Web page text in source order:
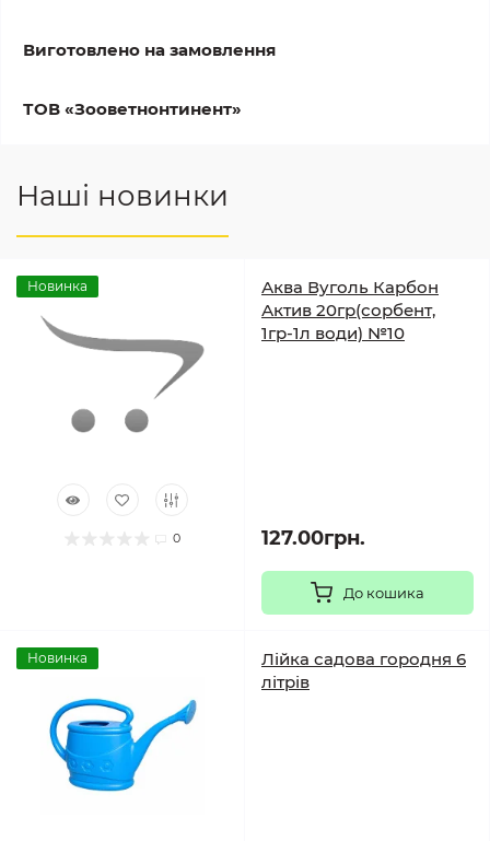
Виготовлено на замовлення
ТОВ «Зооветнонтинент»
Наші новинки
Новинка
0
Аква Вуголь Карбон
Актив 20гр(сорбент,
1гр-1л води) №10
127.00грн.
До кошика
Новинка
Лійка садова городня 6
літрів